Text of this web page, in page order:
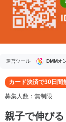
運営ツール DMMオ
カード決済で30日間
募集人数：無制限
親子で伸び